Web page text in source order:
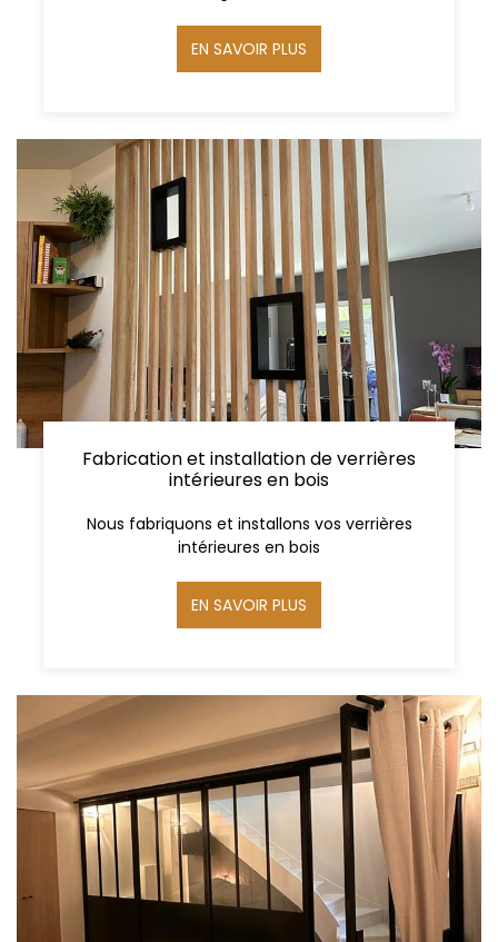
EN SAVOIR PLUS
Fabrication et installation de verrières
intérieures en bois
Nous fabriquons et installons vos verrières
intérieures en bois
EN SAVOIR PLUS